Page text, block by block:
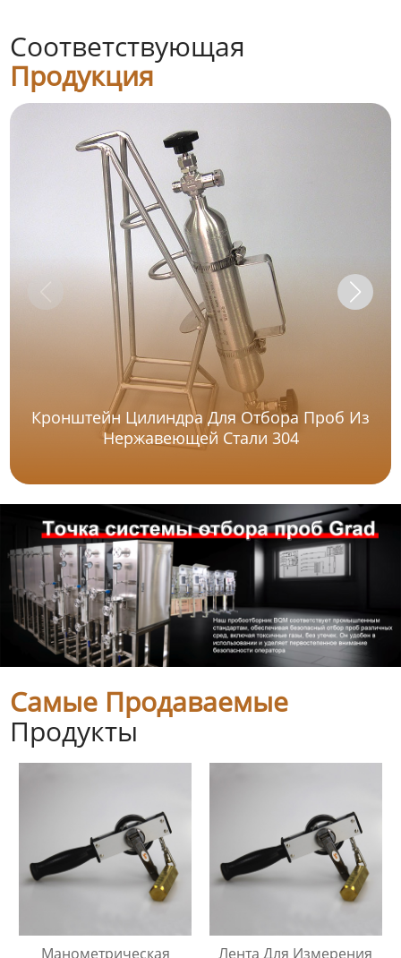
Соответствующая
Продукция
Кронштейн Цилиндра Для Отбора Проб Из
Нержавеющей Стали 304
Самые Продаваемые
Продукты
Манометрическая Лента Для Измерения